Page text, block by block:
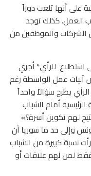
على أنها تلعب دوراً
العمل. كذلك توجد
والموظفين من
استطلاع للرأي* أجري
آليات عمل الواسطة رغم
يطرح سؤالاً واحداً
أمام الشباب
لهم تكوين أسرة؟»
وإلى حد ما سوريا أن
نسبة كبيرة من الشباب
لمن لهم علاقات أو